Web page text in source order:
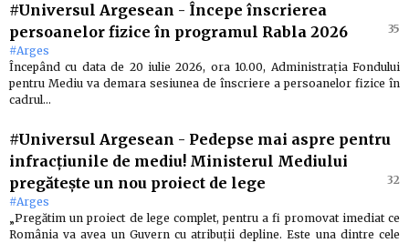
#Universul Argesean - Începe înscrierea
persoanelor fizice în programul Rabla 2026
35
#Arges
Începând cu data de 20 iulie 2026, ora 10.00, Administrația Fondului
pentru Mediu va demara sesiunea de înscriere a persoanelor fizice în
cadrul…
#Universul Argesean - Pedepse mai aspre pentru
infracțiunile de mediu! Ministerul Mediului
pregăteşte un nou proiect de lege
32
#Arges
„Pregătim un proiect de lege complet, pentru a fi promovat imediat ce
România va avea un Guvern cu atribuții depline. Este una dintre cele